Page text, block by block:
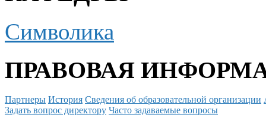
Символика
ПРАВОВАЯ
Партнеры История Сведения об образовательной организации
Задать вопрос директору Часто задаваемые вопросы